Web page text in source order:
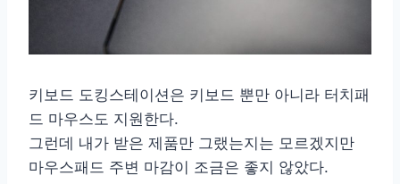
키보드 도킹스테이션은 키보드 뿐만 아니라 터치패
드 마우스도 지원한다.
그런데 내가 받은 제품만 그랬는지는 모르겠지만
마우스패드 주변 마감이 조금은 좋지 않았다.